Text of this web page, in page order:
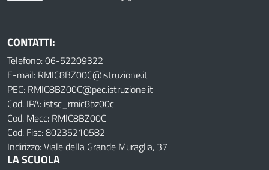
CONTATTI:
Telefono: 06-52209322
E-mail: RMIC8BZ00C@istruzione.it
PEC: RMIC8BZ00C@pec.istruzione.it
Cod. IPA: istsc_rmic8bz00c
Cod. Mecc: RMIC8BZ00C
Cod. Fisc: 80235210582
Indirizzo: Viale della Grande Muraglia, 37
LA SCUOLA